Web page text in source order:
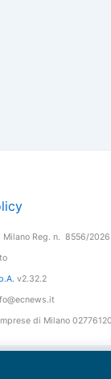
Milano Reg. n. 8556/2026
v2.32.2
di Milano